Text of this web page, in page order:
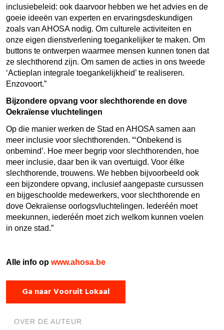
inclusiebeleid: ook daarvoor hebben we het advies en de
goeie ideeën van experten en ervaringsdeskundigen
zoals van AHOSA nodig. Om culturele activiteiten en
onze eigen dienstverlening toegankelijker te maken. Om
buttons te ontwerpen waarmee mensen kunnen tonen dat
ze slechthorend zijn. Om samen de acties in ons tweede
‘Actieplan integrale toegankelijkheid’ te realiseren.
Enzovoort.”
Bijzondere opvang voor slechthorende en dove
Oekraïense vluchtelingen
Op die manier werken de Stad en AHOSA samen aan
meer inclusie voor slechthorenden. “‘Onbekend is
onbemind’. Hoe meer begrip voor slechthorenden, hoe
meer inclusie, daar ben ik van overtuigd. Voor élke
slechthorende, trouwens. We hebben bijvoorbeeld ook
een bijzondere opvang, inclusief aangepaste cursussen
en bijgeschoolde medewerkers, voor slechthorende en
dove Oekraïense oorlogsvluchtelingen. Iederéén moet
meekunnen, iederéén moet zich welkom kunnen voelen
in onze stad.”
Alle info op www.ahosa.be
Ga naar Vooruit Lokaal
OVER DE AUTEUR